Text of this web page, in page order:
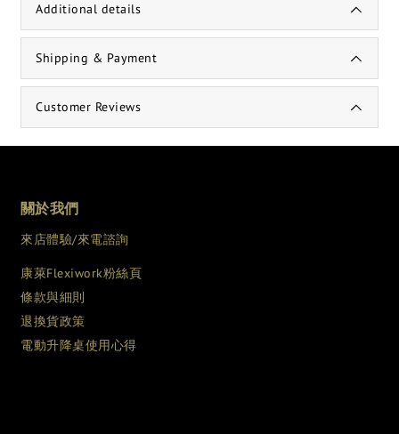
Additional details
Shipping & Payment
Customer Reviews
關於我們
來店體驗/來電諮詢
康萊Flexiwork粉絲頁
條款與細則
退換貨政策
電動升降桌使用心得